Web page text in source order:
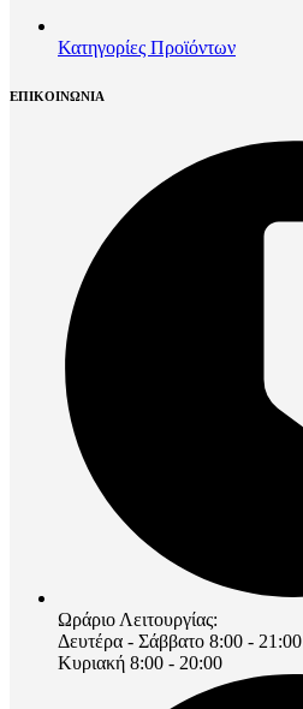
Κατηγορίες Προϊόντων
ΕΠΙΚΟΙΝΩΝΙΑ
Ωράριο Λειτουργίας:
Δευτέρα - Σάββατο 8:00 - 21:00
Κυριακή 8:00 - 20:00